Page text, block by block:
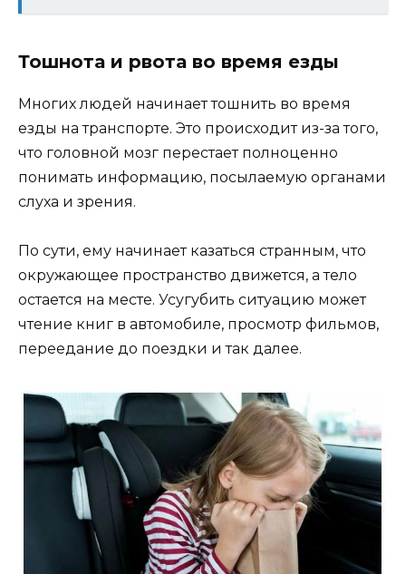
Тошнота и рвота во время езды
Многих людей начинает тошнить во время
езды на транспорте. Это происходит из-за того,
что головной мозг перестает полноценно
понимать информацию, посылаемую органами
слуха и зрения.
По сути, ему начинает казаться странным, что
окружающее пространство движется, а тело
остается на месте. Усугубить ситуацию может
чтение книг в автомобиле, просмотр фильмов,
переедание до поездки и так далее.